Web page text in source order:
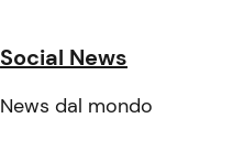
Social News
News dal mondo